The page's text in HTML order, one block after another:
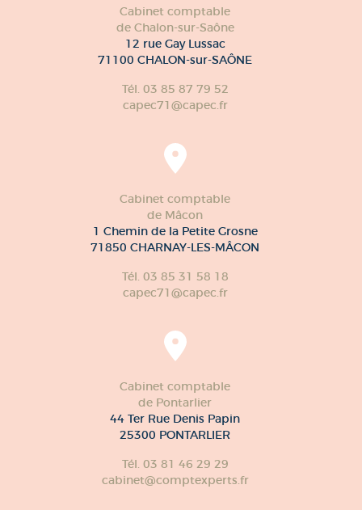
Cabinet comptable
de Chalon-sur-Saône
12 rue Gay Lussac
71100 CHALON-sur-SAÔNE
Tél. 03 85 87 79 52
capec71@capec.fr
Cabinet comptable
de Mâcon
1 Chemin de la Petite Grosne
71850 CHARNAY-LES-MÂCON
Tél. 03 85 31 58 18
capec71@capec.fr
Cabinet comptable
de Pontarlier
44 Ter Rue Denis Papin
25300 PONTARLIER
Tél. 03 81 46 29 29
cabinet@comptexperts.fr